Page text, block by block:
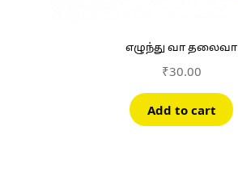
எழுந்து வா தலைவா
₹30.00
Add to cart